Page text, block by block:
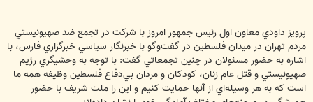
پرويز داودي معاون اول رئيس جمهور امروز با شركت در تجمع ضد صهيونيستي
مردم تهران در ميدان فلسطين در گفت‌وگو با خبرنگار سياسي خبرگزاري فارس، با
اشاره به حضور مسئولان در چنين تجمعاتي گفت: با توجه به وحشيگري رژيم
صهيونيستي و قتل عام زنان، كودكان و مردان بي‌دفاع فلسطين وظيفه همه ما
است كه به هر وسيله‌اي از آنها حمايت كنيم و اين را ملت شريف با حضور